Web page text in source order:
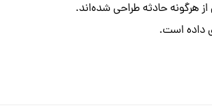
هرگونه حادثه طراحی شده‌اند.
داده است.